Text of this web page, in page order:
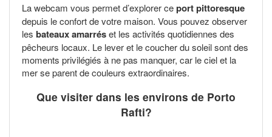
La webcam vous permet d’explorer ceport pittoresque
depuis le confort de votre maison. Vous pouvez observer
les bateaux amarréset les activités quotidiennes des
pêcheurs locaux. Le lever et le coucher du soleil sont des
moments privilégiés à ne pas manquer, car le ciel et la
mer se parent de couleurs extraordinaires.
Que visiter dans les environs de Porto
Rafti?